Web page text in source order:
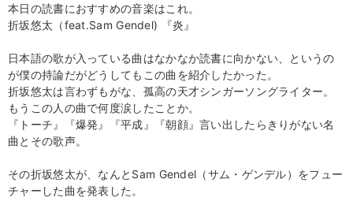
本日の読書におすすめの音楽はこれ。
折坂悠太（feat.Sam Gendel) 『炎』
日本語の歌が入っている曲はなかなか読書に向かない、というの
が僕の持論だがどうしてもこの曲を紹介したかった。
折坂悠太は言わずもがな、孤高の天才シンガーソングライター。
もうこの人の曲で何度涙したことか。
『トーチ』『爆発』『平成』『朝顔』言い出したらきりがない名
曲とその歌声。
その折坂悠太が、なんとSam Gendel（サム・ゲンデル）をフュー
チャーした曲を発表した。